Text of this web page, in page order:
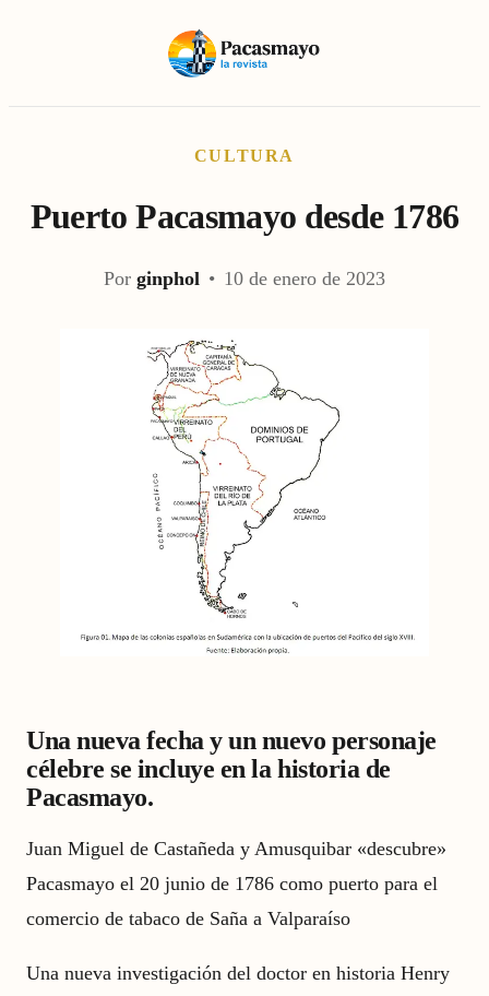
CULTURA
Puerto Pacasmayo desde 1786
Por ginphol • 10 de enero de 2023
Una nueva fecha y un nuevo personaje
célebre se incluye en la historia de
Pacasmayo.
Juan Miguel de Castañeda y Amusquibar «descubre»
Pacasmayo el 20 junio de 1786 como puerto para el
comercio de tabaco de Saña a Valparaíso
Una nueva investigación del doctor en historia Henry